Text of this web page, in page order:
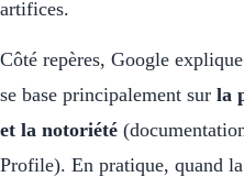
artifices.
Côté repères, Google
se base principalement sur la
et la notoriété
Profile). En pratique, quand